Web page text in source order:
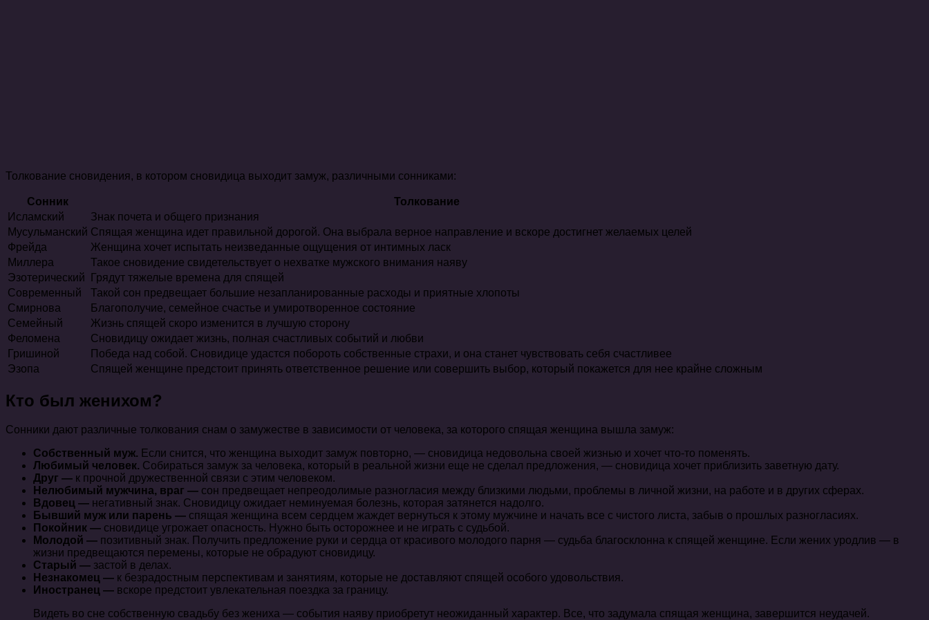
Толкование сновидения, в котором сновидица выходит замуж, различными сонниками:
Сонник
Толкование
Исламский
Знак почета и общего признания
Мусульманский Спящая женщина идет правильной дорогой. Она выбрала верное направление и вскоре достигнет желаемых целей
Фрейда
Женщина хочет испытать неизведанные ощущения от интимных ласк
Миллера
Такое сновидение свидетельствует о нехватке мужского внимания наяву
Эзотерический
Грядут тяжелые времена для спящей
Современный
Такой сон предвещает большие незапланированные расходы и приятные хлопоты
Смирнова
Благополучие, семейное счастье и умиротворенное состояние
Семейный
Жизнь спящей скоро изменится в лучшую сторону
Феломена
Сновидицу ожидает жизнь, полная счастливых событий и любви
Гришиной
Победа над собой. Сновидице удастся побороть собственные страхи, и она станет чувствовать себя счастливее
Эзопа
Спящей женщине предстоит принять ответственное решение или совершить выбор, который покажется для нее крайне сложным
Кто был женихом?
Сонники дают различные толкования снам о замужестве в зависимости от человека, за которого спящая женщина вышла замуж:
Собственный муж. Если снится, что женщина выходит замуж повторно, — сновидица недовольна своей жизнью и хочет что-то поменять.
Любимый человек. Собираться замуж за человека, который в реальной жизни еще не сделал предложения, — сновидица хочет приблизить заветную дату.
Друг — к прочной дружественной связи с этим человеком.
Нелюбимый мужчина, враг — сон предвещает непреодолимые разногласия между близкими людьми, проблемы в личной жизни, на работе и в других сферах.
Вдовец — негативный знак. Сновидицу ожидает неминуемая болезнь, которая затянется надолго.
Бывший муж или парень — спящая женщина всем сердцем жаждет вернуться к этому мужчине и начать все с чистого листа, забыв о прошлых разногласиях.
Покойник — сновидице угрожает опасность. Нужно быть осторожнее и не играть с судьбой.
Молодой — позитивный знак. Получить предложение руки и сердца от красивого молодого парня — судьба благосклонна к спящей женщине. Если жених уродлив — в
жизни предвещаются перемены, которые не обрадуют сновидицу.
Старый — застой в делах.
Незнакомец — к безрадостным перспективам и занятиям, которые не доставляют спящей особого удовольствия.
Иностранец — вскоре предстоит увлекательная поездка за границу.
Видеть во сне собственную свадьбу без жениха — события наяву приобретут неожиданный характер. Все, что задумала спящая женщина, завершится неудачей.